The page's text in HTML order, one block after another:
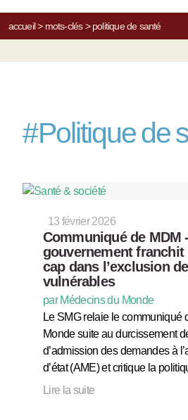
accueil> mots-clés> politique de santé
#Politique de
13 février 2026
Communiqué de MDM
gouvernement franchit
cap dans l’exclusion
vulnérables
par Médecins du Monde
Le SMG relaie le communiqué
Monde suite au durcissement
d’admission des demandes à
d’état (AME) et critique la
Lire la suite